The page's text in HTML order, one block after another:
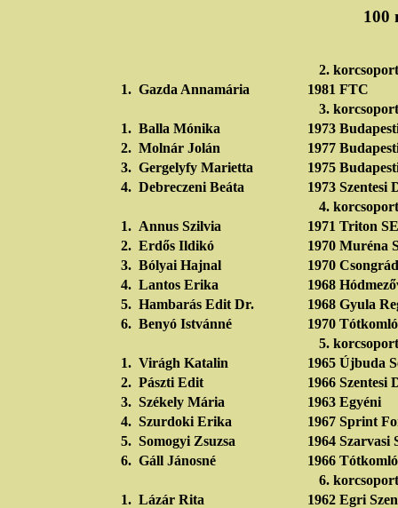
100
2.
1. Gazda Annamária 1981 FTC
3.
1. Balla Mónika 1973
2. Molnár Jolán 1977
3. Gergelyfy Marietta 1975
4. Debreczeni Beáta 1973 Szentesi
4.
1. Annus Szilvia 1971 Triton
2. Erdős Ildikó 1970 Muréna
3. Bólyai Hajnal 1970
4. Lantos Erika 1968
5. Hambarás Edit Dr. 1968 Gyula
6. Benyó Istvánné 1970
5.
1. Virágh Katalin 1965 Újbuda
2. Pászti Edit 1966 Szentesi
3. Székely Mária 1963 Egyéni
4. Szurdoki Erika 1967 Sprint
5. Somogyi Zsuzsa 1964 Szarvasi
6. Gáll Jánosné 1966
6.
1. Lázár Rita 1962 Egri